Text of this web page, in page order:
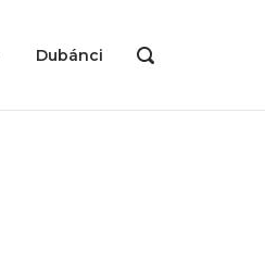
Dubánci
OPEN